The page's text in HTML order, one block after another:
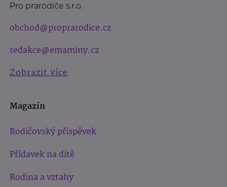
Pro prarodiče s.r.o.
obchod@proprarodice.cz
redakce@emaminy.cz
Zobrazit více
Magazín
Rodičovský příspěvek
Přídavek na dítě
Rodina a vztahy